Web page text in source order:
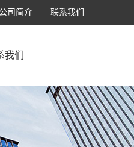
公司简介 联系我们
我们